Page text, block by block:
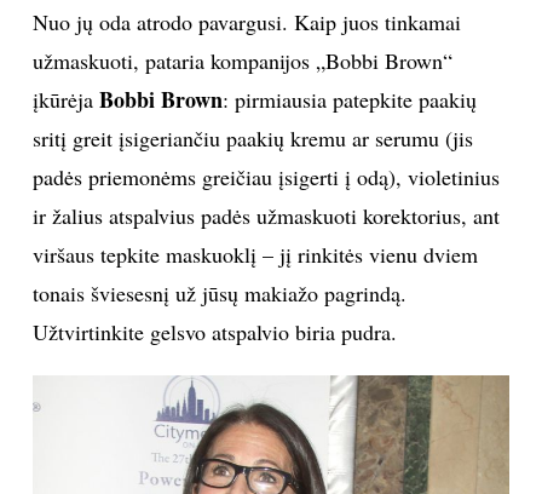
Nuo jų oda atrodo pavargusi. Kaip juos tinkamai
užmaskuoti, pataria kompanijos „Bobbi Brown“
įkūrėja Bobbi Brown: pirmiausia patepkite paakių
sritį greit įsigeriančiu paakių kremu ar serumu (jis
padės priemonėms greičiau įsigerti į odą), violetinius
ir žalius atspalvius padės užmaskuoti korektorius, ant
viršaus tepkite maskuoklį – jį rinkitės vienu dviem
tonais šviesesnį už jūsų makiažo pagrindą.
Užtvirtinkite gelsvo atspalvio biria pudra.